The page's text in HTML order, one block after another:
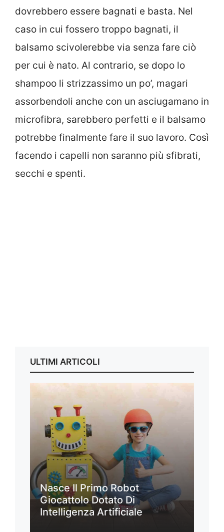
dovrebbero essere bagnati e basta. Nel
caso in cui fossero troppo bagnati, il
balsamo scivolerebbe via senza fare ciò
per cui è nato. Al contrario, se dopo lo
shampoo li strizzassimo un po’, magari
assorbendoli anche con un asciugamano in
microfibra, sarebbero perfetti e il balsamo
potrebbe finalmente fare il suo lavoro. Così
facendo i capelli non saranno più sfibrati,
secchi e spenti.
ULTIMI ARTICOLI
Nasce Il Primo Robot
Giocattolo Dotato Di
Intelligenza Artificiale